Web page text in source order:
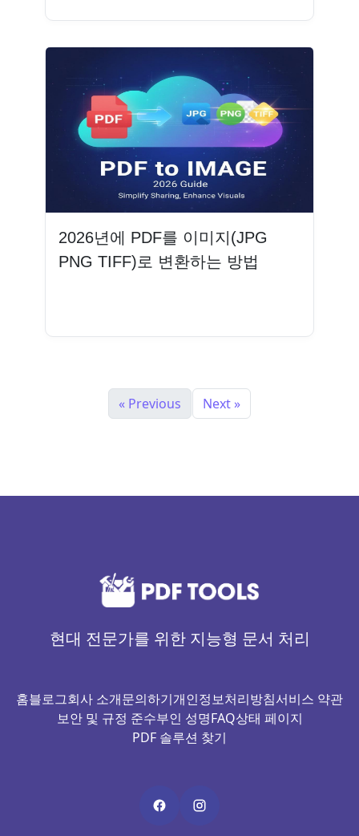
2026년에 PDF를 이미지(JPG
PNG TIFF)로 변환하는 방법
« Previous Next »
현대 전문가를 위한 지능형 문서 처리
홈블로그회사 소개문의하기개인정보처리방침서비스 약관
보안 및 규정 준수부인 성명FAQ상태 페이지
PDF 솔루션 찾기